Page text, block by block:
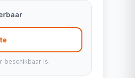
beschikbaar is.